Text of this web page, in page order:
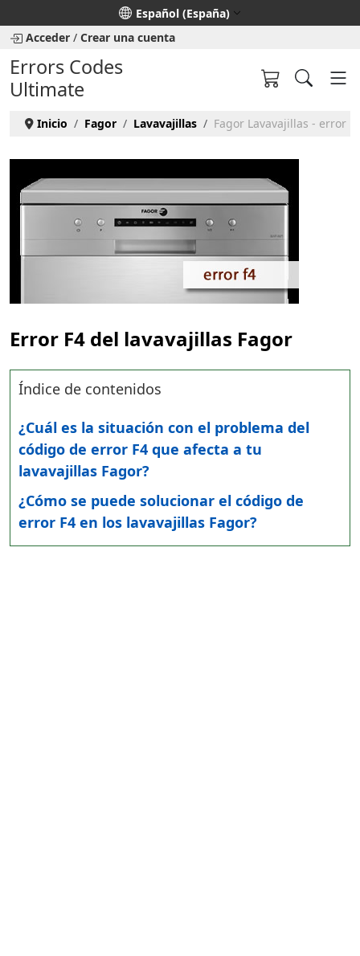
Seleccione su idioma
Español (España)
Acceder / Crear una cuenta
Errors Codes
Ultimate
Inicio Fagor Lavavajillas Fagor Lavavajillas - error
Error F4 del lavavajillas Fagor
Índice de contenidos
¿Cuál es la situación con el problema del
código de error F4 que afecta a tu
lavavajillas Fagor?
¿Cómo se puede solucionar el código de
error F4 en los lavavajillas Fagor?